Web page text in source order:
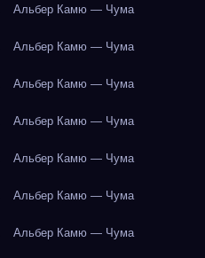
Альбер Камю — Чума
Альбер Камю — Чума
Альбер Камю — Чума
Альбер Камю — Чума
Альбер Камю — Чума
Альбер Камю — Чума
Альбер Камю — Чума